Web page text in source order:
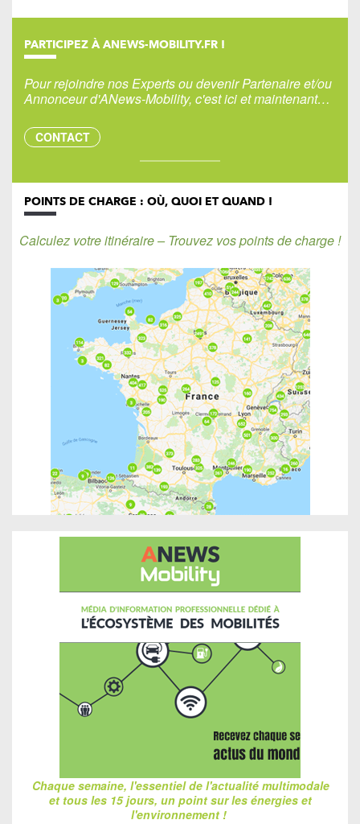
PARTICIPEZ À ANEWS-MOBILITY.FR !
Pour rejoindre nos Experts ou devenir Partenaire et/ou
Annonceur d'ANews-Mobility, c'est ici et maintenant…
CONTACT
POINTS DE CHARGE : OÙ, QUOI ET QUAND !
Calculez votre itinéraire – Trouvez vos points de charge !
Chaque semaine, l'essentiel de l'actualité multimodale
et tous les 15 jours, un point sur les énergies et
l'environnement !